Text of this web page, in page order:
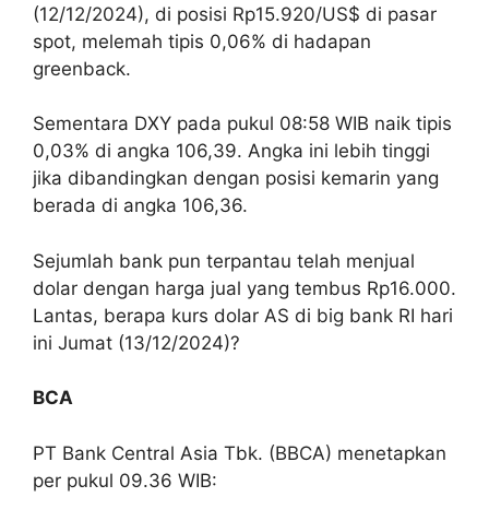
(12/12/2024), di posisi Rp15.920/US$ di pasar
spot, melemah tipis 0,06% di hadapan
greenback.
Sementara DXY pada pukul 08:58 WIB naik tipis
0,03% di angka 106,39. Angka ini lebih tinggi
jika dibandingkan dengan posisi kemarin yang
berada di angka 106,36.
Sejumlah bank pun terpantau telah menjual
dolar dengan harga jual yang tembus Rp16.000.
Lantas, berapa kurs dolar AS di big bank RI hari
ini Jumat (13/12/2024)?
BCA
PT Bank Central Asia Tbk. (BBCA) menetapkan
per pukul 09.36 WIB: